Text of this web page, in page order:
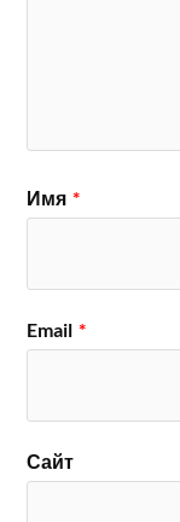
Имя *
Email *
Сайт